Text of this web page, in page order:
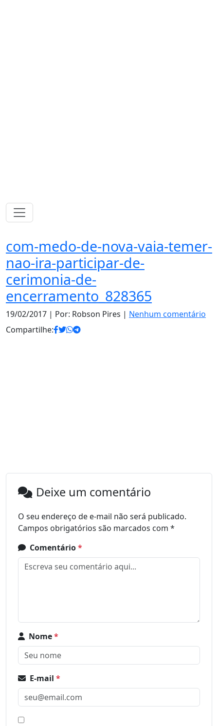
com-medo-de-nova-vaia-temer-
nao-ira-participar-de-
cerimonia-de-
encerramento_828365
19/02/2017 | Por: Robson Pires | Nenhum comentário
Compartilhe:
Deixe um comentário
O seu endereço de e-mail não será publicado.
Campos obrigatórios são marcados com *
Comentário*
Nome*
E-mail *